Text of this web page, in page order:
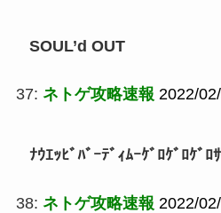
SOUL’d OUT
37: ネトゲ攻略速報 2022/
ﾅｳｴｯﾋﾞﾊﾞｰﾃﾞｨﾑｰｹﾞﾛｹﾞﾛｹﾞﾛ
38: ネトゲ攻略速報 2022/